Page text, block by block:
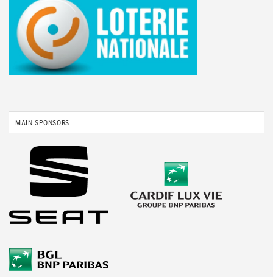
MAIN SPONSORS